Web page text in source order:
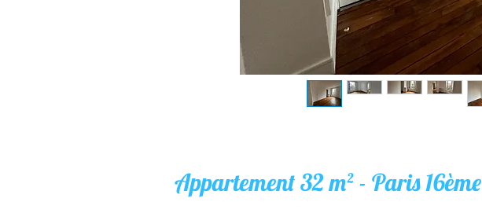
Appartement 32 m² - Paris 16ème